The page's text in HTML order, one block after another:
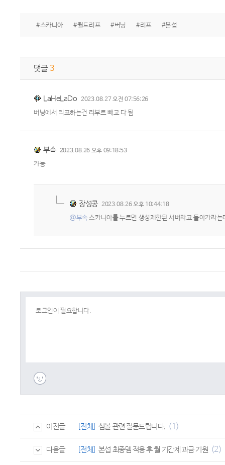
#스카니아 #월드리프 #버닝 #리프 #본섭
댓글 3
LaHeLaDo 2023.08.27 오전 07:56:26
버닝에서 리프하는건 리부트 빼고 다 됨
부속 2023.08.26 오후 09:18:53
가능
장성콩 2023.08.26 오후 10:44:18
@부속스카니아를 누르면 생성제한된 서버라고 돌아가라
이전글 [전체] 심볼 관련 질문드립니다. (1)
다음글 [전체] 본섭 최종뎀 적용 후 월 기간제 과금 기원 (2)